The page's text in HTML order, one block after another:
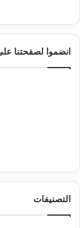
انضموا لصفحتنا
التصنيفات